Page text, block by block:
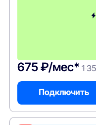
675 ₽/мес* 1
Подключить